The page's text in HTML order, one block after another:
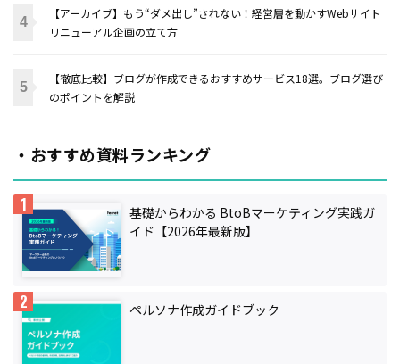
【アーカイブ】もう“ダメ出し”されない！経営層を動かすWebサイト
リニューアル企画の立て方
【徹底比較】ブログが作成できるおすすめサービス18選。ブログ選び
のポイントを解説
・おすすめ資料ランキング
基礎からわかる BtoBマーケティング実践ガ
イド【2026年最新版】
ペルソナ作成ガイドブック